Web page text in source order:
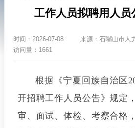
工作人员拟聘用人员
时间： 2026-07-08 来源： 石嘴山市人
访问量：1661
根据《宁夏回族自治区
开招聘工作人员公告》规定
审、面试、体检、考察合格